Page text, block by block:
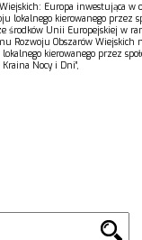
Europa inwestująca w
lokalnego kierowanego przez
środków Unii Europejskiej w
Rozwoju Obszarów Wiejskich
kierowanego przez
Nocy i Dni”,